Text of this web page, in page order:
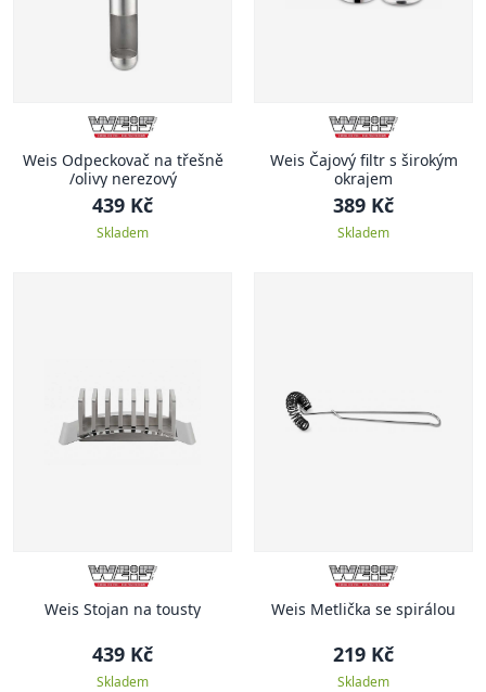
Weis Odpeckovač na třešně
/olivy nerezový
439 Kč
Skladem
Weis Čajový filtr s širokým
okrajem
389 Kč
Skladem
Weis Stojan na tousty
439 Kč
Skladem
Weis Metlička se spirálou
219 Kč
Skladem